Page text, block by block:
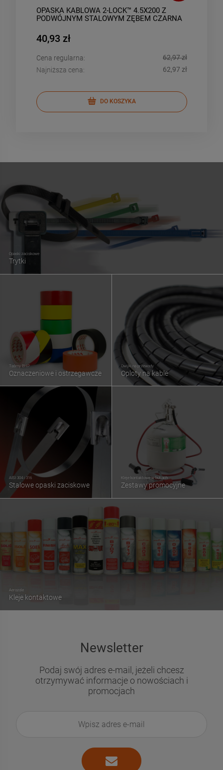
OPASKA KABLOWA 2-LOCK™ 4.5X200 Z
PODWÓJNYM STALOWYM ZĘBEM CZARNA
40,93 zł
Cena regularna:
62,97 zł
Najniższa cena:
62,97 zł
DO KOSZYKA
Opaski zaciskowe
Trytki
Taśmy BHP
Oznaczeniowe i ostrzegawcze
Owijki na przewody
Oploty na kable
Aerozole
Kleje kontaktowe
AISI 304 i 316
Stalowe opaski zaciskowe
Kleje kontaktowe w butlach
Zestawy promocyjne
Newsletter
Podaj swój adres e-mail, jeżeli chcesz
otrzymywać informacje o nowościach i
promocjach